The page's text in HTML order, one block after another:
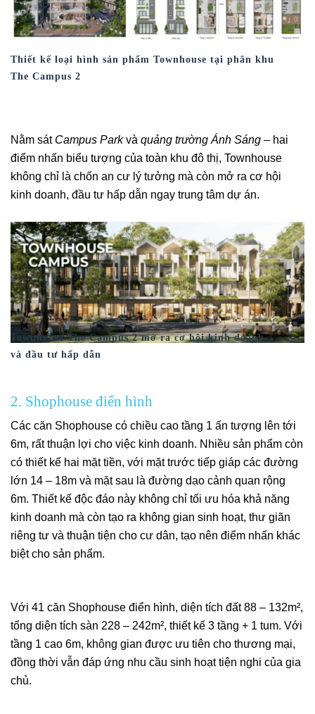
Thiết kế loại hình sản phẩm Townhouse tại phân khu
The Campus 2
Nằm sát Campus Parkvà quảng trường Ánh Sáng – hai
điểm nhấn biểu tượng của toàn khu đô thị, Townhouse
không chỉ là chốn an cư lý tưởng mà còn mở ra cơ hội
kinh doanh, đầu tư hấp dẫn ngay trung tâm dự án.
Townhouse The Campus 2 mở ra cơ hội kinh doanh
và đầu tư hấp dẫn
2. Shophouse điển hình
Các căn Shophouse có chiều cao tầng 1 ấn tượng lên tới
6m, rất thuận lợi cho việc kinh doanh. Nhiều sản phẩm còn
có thiết kế hai mặt tiền, với mặt trước tiếp giáp các đường
lớn 14 – 18m và mặt sau là đường dạo cảnh quan rộng
6m. Thiết kế độc đáo này không chỉ tối ưu hóa khả năng
kinh doanh mà còn tạo ra không gian sinh hoạt, thư giãn
riêng tư và thuận tiện cho cư dân, tạo nên điểm nhấn khác
biệt cho sản phẩm.
Với 41 căn Shophouse điển hình, diện tích đất 88 – 132m²,
tổng diện tích sàn 228 – 242m², thiết kế 3 tầng + 1 tum. Với
tầng 1 cao 6m, không gian được ưu tiên cho thương mại,
đồng thời vẫn đáp ứng nhu cầu sinh hoạt tiện nghi của gia
chủ.